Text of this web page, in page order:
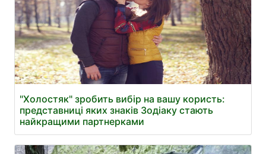
"Холостяк" зробить вибір на вашу користь:
представниці яких знаків Зодіаку стають
найкращими партнерками